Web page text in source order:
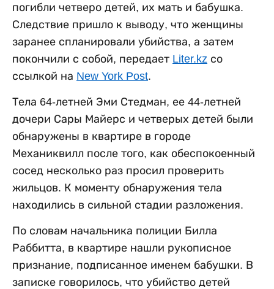
погибли четверо детей, их мать и бабушка.
Следствие пришло к выводу, что женщины
заранее спланировали убийства, а затем
покончили с собой, передает Liter.kz со
ссылкой на New York Post.
Тела 64-летней Эми Стедман, ее 44-летней
дочери Сары Майерс и четверых детей были
обнаружены в квартире в городе
Механиквилл после того, как обеспокоенный
сосед несколько раз просил проверить
жильцов. К моменту обнаружения тела
находились в сильной стадии разложения.
По словам начальника полиции Билла
Раббитта, в квартире нашли рукописное
признание, подписанное именем бабушки. В
записке говорилось, что убийство детей